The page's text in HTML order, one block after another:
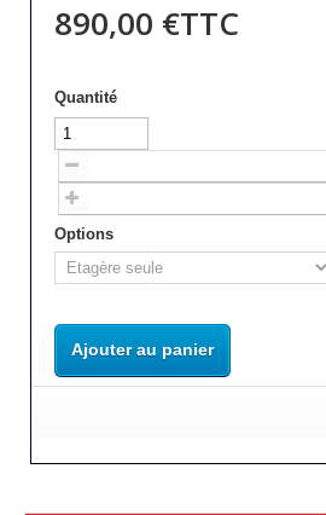
890,00 €TTC
Quantité
Options
Ajouter au panier